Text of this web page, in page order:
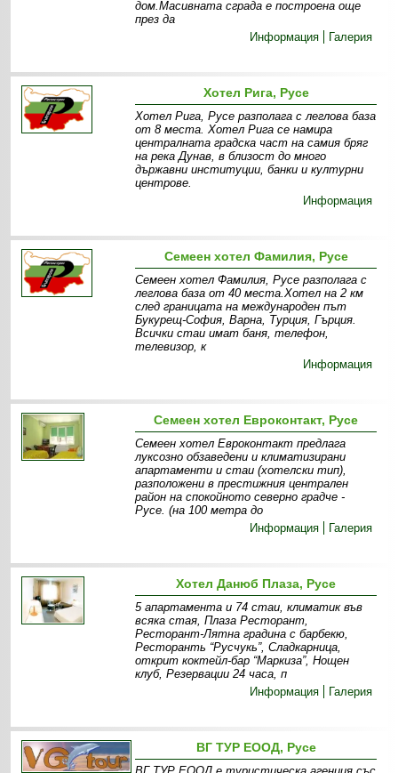
дом.Масивната сграда е построена още
през да
Информация
Галерия
Хотел Рига, Русе
Хотел Рига, Русе разполага с леглова база
от 8 места. Хотел Рига се намира
централната градска част на самия бряг
на река Дунав, в близост до много
държавни институции, банки и културни
центрове.
Информация
Семеен хотел Фамилия, Русе
Семеен хотел Фамилия, Русе разполага с
леглова база от 40 места.Хотел на 2 км
след границата на международен път
Букурещ-София, Варна, Турция, Гърция.
Всички стаи имат баня, телефон,
телевизор, к
Информация
Семеен хотел Eвроконтакт, Русе
Семеен хотел Евроконтакт предлага
луксозно обзаведени и климатизирани
апартаменти и стаи (хотелски тип),
разположени в престижния централен
район на спокойното северно градче -
Русе. (на 100 метра до
Информация
Галерия
Хотел Данюб Плаза, Русе
5 апартамента и 74 стаи, климатик във
всяка стая, Плаза Ресторант,
Ресторант-Лятна градина с барбекю,
Ресторанть “Русчукь”, Сладкарница,
открит коктейл-бар “Маркиза”, Нощен
клуб, Рeзервации 24 часа, п
Информация
Галерия
ВГ ТУР ЕООД, Русе